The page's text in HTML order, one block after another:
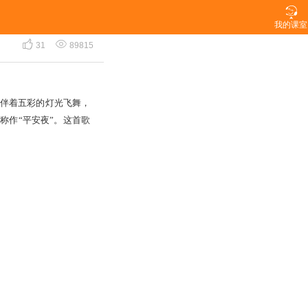

我的课室
 31  89815
着五彩的灯光飞舞，
作“平安夜”。这首歌